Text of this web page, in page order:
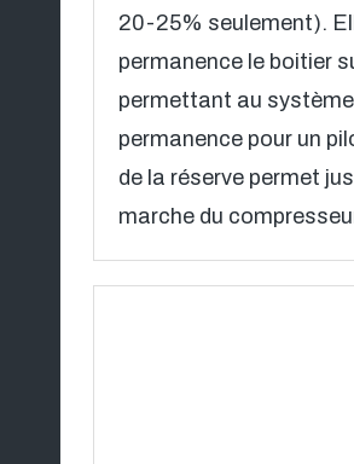
20-25% seulement).
permanence le boitier
permettant au
permanence pour un
de la réserve permet
marche du